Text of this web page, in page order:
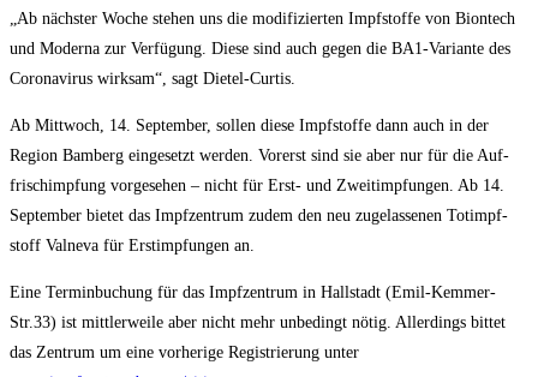
„Ab nächs­ter Woche ste­hen uns die modi­fi­zier­ten Impf­stof­fe von Biontech
und Moder­na zur Ver­fü­gung. Die­se sind auch gegen die BA1-Vari­an­te des
Coro­na­vi­rus wirk­sam“, sagt Dietel-Curtis.
Ab Mitt­woch, 14. Sep­tem­ber, sol­len die­se Impf­stof­fe dann auch in der
Regi­on Bam­berg ein­ge­setzt wer­den. Vor­erst sind sie aber nur für die Auf­
frisch­imp­fung vor­ge­se­hen – nicht für Erst- und Zweit­imp­fun­gen. Ab 14.
Sep­tem­ber bie­tet das Impf­zen­trum zudem den neu zuge­las­se­nen Tot­impf­
stoff Val­ne­va für Erst­imp­fun­gen an.
Eine Ter­min­bu­chung für das Impf­zen­trum in Hall­stadt (Emil-Kemmer-
Str.33) ist mitt­ler­wei­le aber nicht mehr unbe­dingt nötig. Aller­dings bit­tet
das Zen­trum um eine vor­he­ri­ge Regis­trie­rung unter